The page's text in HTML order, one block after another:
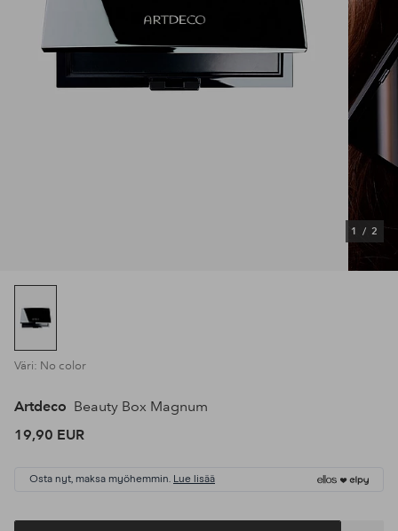
1 / 2
Väri: No color
Artdeco Beauty Box Magnum
19,90 EUR
Osta nyt, maksa myöhemmin. Lue lisää